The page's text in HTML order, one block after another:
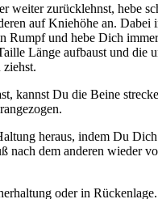
weiter zurücklehnst, hebe
auf Kniehöhe an. Dabei
Rumpf und hebe Dich
Länge aufbaust und die
ziehst.
kannst Du die Beine
heraus, indem Du
nach dem anderen wieder
oder in Rückenlage.